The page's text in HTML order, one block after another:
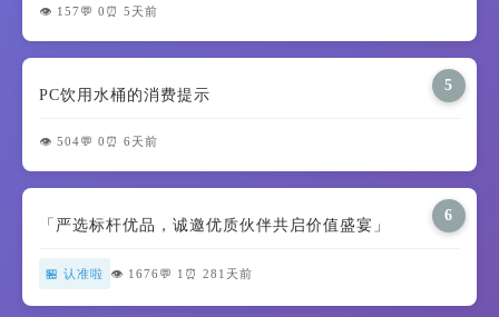
👁️ 157 💬 0 ⏰ 5天前
5
PC饮用水桶的消费提示
👁️ 504💬 0 ⏰ 6天前
6
「严选标杆优品，诚邀优质伙伴共启价值盛宴」
🏪 认准啦 👁️ 1676 💬 1 ⏰ 281天前